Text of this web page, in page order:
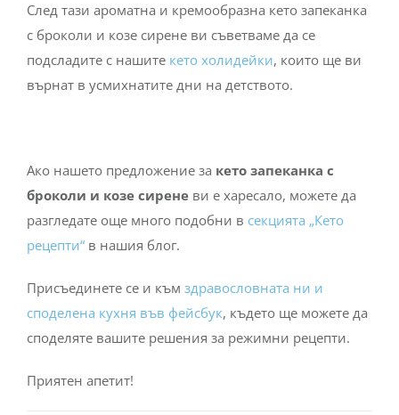
След тази ароматна и кремообразна кето запеканка
с броколи и козе сирене ви съветваме да се
подсладите с нашите кето холидейки, които ще ви
върнат в усмихнатите дни на детството.
Ако нашето предложение за кето запеканка с
броколи и козе сиреневи е харесало, можете да
разгледате още много подобни в секцията „Кето
рецепти“в нашия блог.
Присъединете се и към здравословната ни и
споделена кухня във фейсбук, където ще можете да
споделяте вашите решения за режимни рецепти.
Приятен апетит!